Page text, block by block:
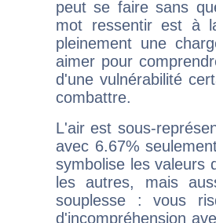
peut se faire sans
mot ressentir est à
pleinement une
aimer pour
d'une vulnérabilité
combattre.
L'air est sous-
avec 6.67%
symbolise les valeurs
les autres, mais
souplesse : vous
d'incompréhension